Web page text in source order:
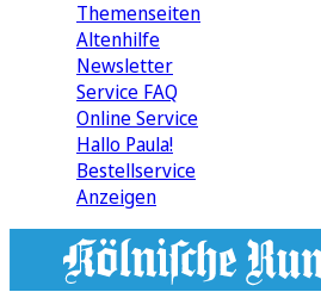
Themenseiten
Altenhilfe
Newsletter
Service FAQ
Online Service
Hallo Paula!
Bestellservice
Anzeigen